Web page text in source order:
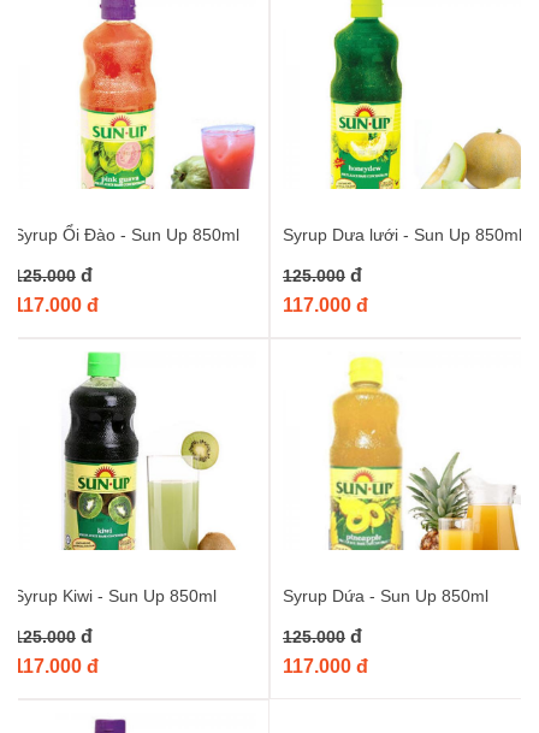
Syrup Ổi Đào - Sun Up 850ml
125.000 đ
117.000 đ
Syrup Dưa lưới - Sun Up 850ml
125.000 đ
117.000 đ
Syrup Kiwi - Sun Up 850ml
125.000 đ
117.000 đ
Syrup Dứa - Sun Up 850ml
125.000 đ
117.000 đ